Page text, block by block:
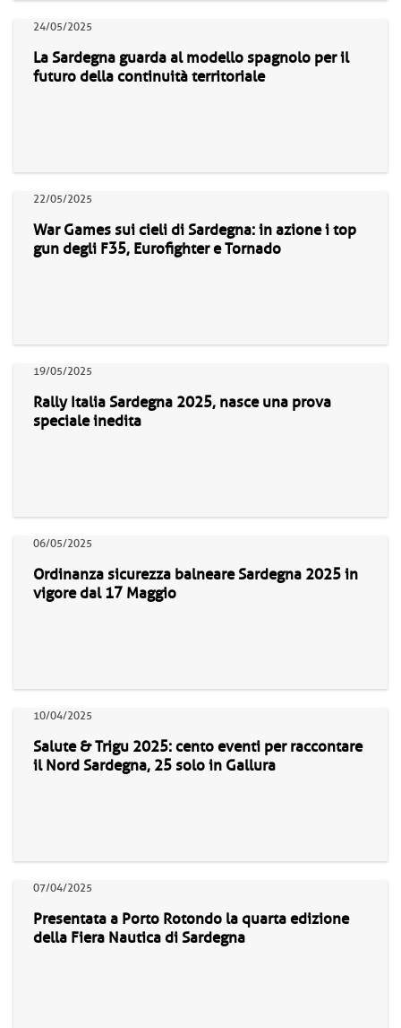
24/05/2025
La Sardegna guarda al modello spagnolo per il
futuro della continuità territoriale
22/05/2025
War Games sui cieli di Sardegna: in azione i top
gun degli F35, Eurofighter e Tornado
19/05/2025
Rally Italia Sardegna 2025, nasce una prova
speciale inedita
06/05/2025
Ordinanza sicurezza balneare Sardegna 2025 in
vigore dal 17 Maggio
10/04/2025
Salute & Trigu 2025: cento eventi per raccontare
il Nord Sardegna, 25 solo in Gallura
07/04/2025
Presentata a Porto Rotondo la quarta edizione
della Fiera Nautica di Sardegna